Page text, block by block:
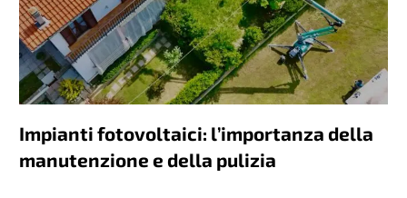
Impianti fotovoltaici: l’importanza della
manutenzione e della pulizia